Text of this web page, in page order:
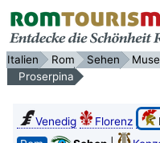
Italien Rom Sehen
Proserpina
Venedig Florenz